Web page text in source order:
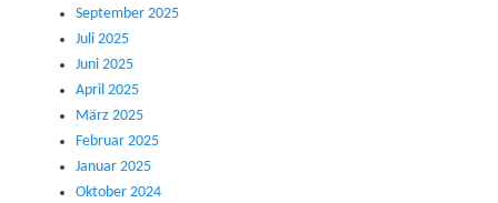
September 2025
Juli 2025
Juni 2025
April 2025
März 2025
Februar 2025
Januar 2025
Oktober 2024